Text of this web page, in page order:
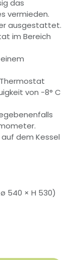
das
vermieden.
ausgestattet.
im Bereich
von -8° C
dem Kessel
540 × H 530)